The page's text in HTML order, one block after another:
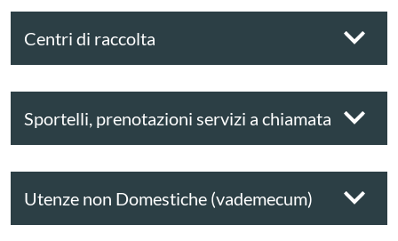
Centri di raccolta
Sportelli, prenotazioni servizi a chiamata
Utenze non Domestiche (vademecum)